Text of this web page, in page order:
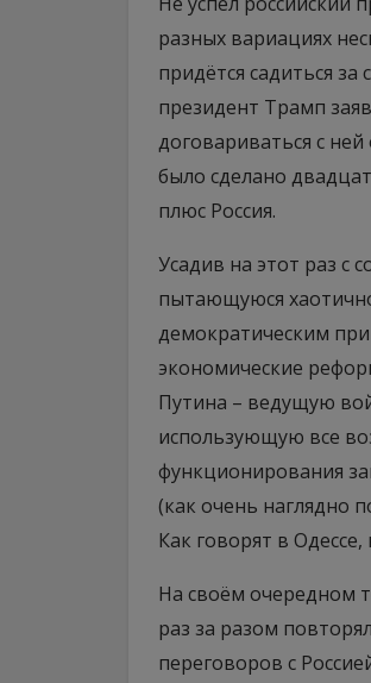
разных вариациях
придётся садиться
президент Трамп
договариваться с
было сделано
плюс Россия.
Усадив на этот раз с
пытающуюся
демократическим
экономические
Путина – ведущую
использующую все
функционирования
(как очень наглядно
Как говорят в
На своём очередном
раз за разом
переговоров с